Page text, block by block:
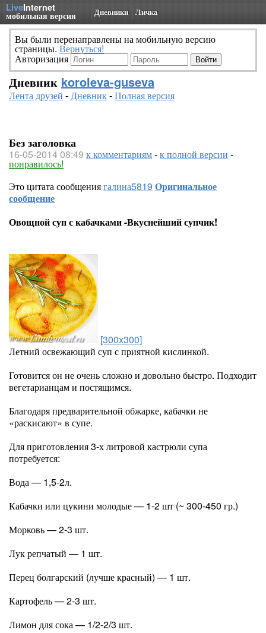
LiveInternet
мобильная версия Дневники Личка
Вы были перенаправлены на мобильную версию
страницы. Вернуться!
Авторизация
Дневник koroleva-guseva
Лента друзей -Дневник-Полная версия
Без заголовка
16-05-2014 08:49 к комментариям-к полной версии -
понравилось!
Это цитата сообщениягалина5819 Оригинальное
сообщение
Овощной суп с кабачками -Вкуснейший супчик!
[300x300]
Летний освежающий суп с приятной кислинкой.
Готовится он не очень сложно и довольно быстро. Подходит
вегетарианцам и постящимся.
Благодаря предварительной обжарке, кабачки не
«раскисают» в супе.
Для приготовления 3-х литровой кастрюли супа
потребуется:
Вода — 1,5-2л.
Кабачки или цукини молодые — 1-2 шт (~ 300-450 гр.)
Морковь — 2-3 шт.
Лук репчатый — 1 шт.
Перец болгарский (лучше красный) — 1 шт.
Картофель — 2-3 шт.
Лимон для сока — 1/2-2/3 шт.